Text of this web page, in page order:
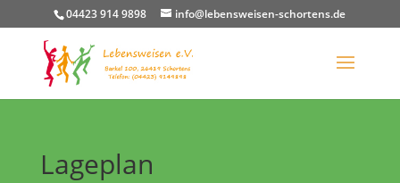
04423 914 9898 info@lebensweisen-schortens.de
Lageplan